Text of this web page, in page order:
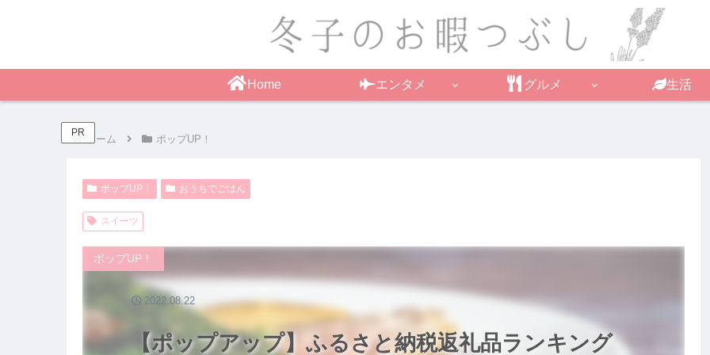
Home エンタメ グルメ 生活
PR
ホーム ポップUP！
ポップUP！ おうちでごはん
スイーツ
【ポップアップ】ふるさと納税返礼品ランキング
ポップUP！
2022.08.22